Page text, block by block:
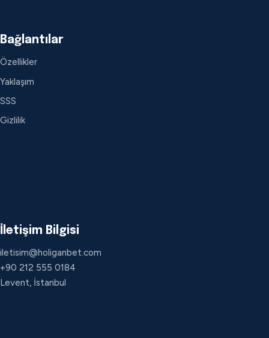
Bağlantılar
Özellikler
Yaklaşım
SSS
Gizlilik
İletişim Bilgisi
iletisim@holiganbet.com
+90 212 555 0184
Levent, İstanbul